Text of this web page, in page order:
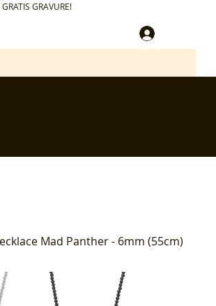
GRAVURE!
Mad Panther - 6mm (55cm)